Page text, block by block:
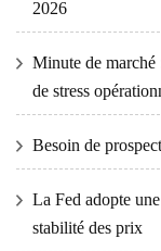
2026
Minute de marché
de stress
Besoin de
La Fed adopte
stabilité des prix